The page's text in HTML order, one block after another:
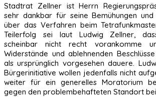
Stadtrat Zellner ist Herrn
sehr dankbar für seine Bemühungen
über das Verfahren beim
Teilerfolg sei laut Ludwig Zellner,
scheinbar nicht recht vorankomme
Widerstände und ablehnenden
als ursprünglich vorgesehen dauere.
Bürgerinitiative wollen jedenfalls nicht
weiter für ein generelles Moratorium
gegen den problembehafteten Standort bei